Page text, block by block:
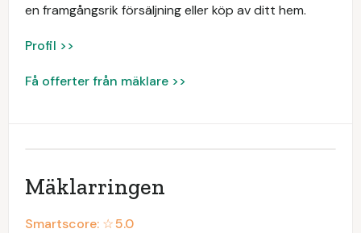
en framgångsrik försäljning eller köp av ditt hem.
Profil >>
Få offerter från mäklare >>
Mäklarringen
Smartscore: ☆5.0